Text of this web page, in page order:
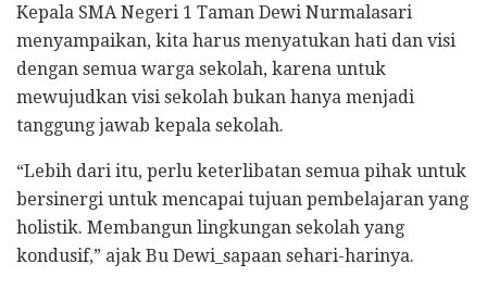
Kepala SMA Negeri 1 Taman Dewi Nurmalasari
menyampaikan, kita harus menyatukan hati dan visi
dengan semua warga sekolah, karena untuk
mewujudkan visi sekolah bukan hanya menjadi
tanggung jawab kepala sekolah.
“Lebih dari itu, perlu keterlibatan semua pihak untuk
bersinergi untuk mencapai tujuan pembelajaran yang
holistik. Membangun lingkungan sekolah yang
kondusif,” ajak Bu Dewi_sapaan sehari-harinya.